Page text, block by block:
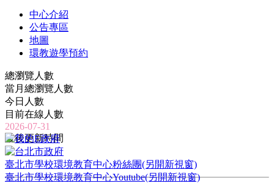
中心介紹
公告專區
地圖
環教遊學預約
總瀏覽人數
當月總瀏覽人數
今日人數
目前在線人數
2026-07-31
最後更新時間
臺北市學校環境教育中心粉絲團(另開新視窗)
臺北市學校環境教育中心Youtube(另開新視窗)